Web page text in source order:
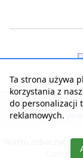
Strona główna |
Polityka
Warto zobaczyć:
Domy
Ta strona używa
korzystania z
do personalizacji
reklamowych.